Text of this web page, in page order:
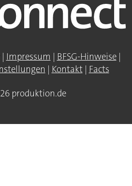
| Impressum | BFSG-Hinweise|
| Kontakt| Facts
produktion.de